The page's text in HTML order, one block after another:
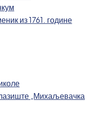
из 1761. године
„Михаљевачка